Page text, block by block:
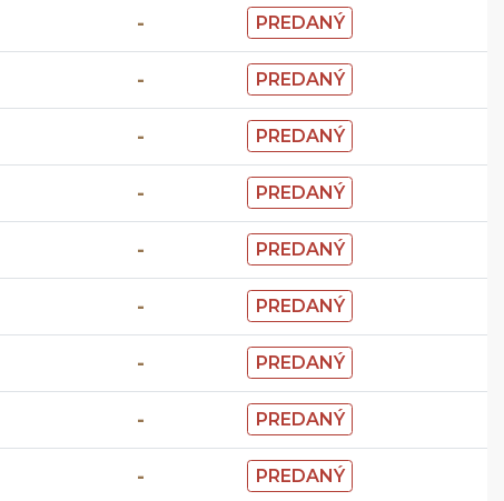
- PREDANÝ
- PREDANÝ
- PREDANÝ
- PREDANÝ
- PREDANÝ
- PREDANÝ
- PREDANÝ
- PREDANÝ
- PREDANÝ